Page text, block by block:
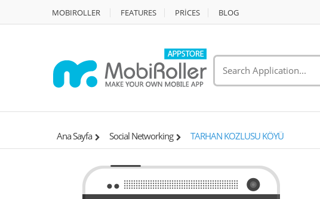
MOBIROLLER FEATURES PRİCES BLOG
Ana Sayfa Social Networking TARHAN KOZLUSU KÖYÜ